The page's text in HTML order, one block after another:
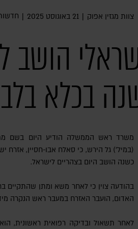
צוות מגזין אפוק | 21 באוגוסט 2025 |
הושב
בכלא
משרד ראש הממשלה הודיע היום בשם מתאם השבויים ונעדרים, תא״ל
(במיל׳) גל הירש, כי סאלח אבו-חסיין, אזרח
כשנה הושב היום בצהריים לישראל.
בהודעה צוין כי לאחר משא ומתן שהתקיים
האדום, הועבר האזרח במעבר ראש הנקרה
לאחר תשאול ובדיקה רפואית ראשונית, הוא הועבר על ידי צה״ל לבדיקות